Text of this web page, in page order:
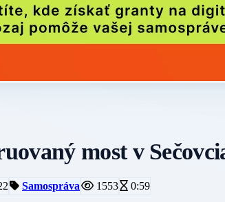
most v
Samospráva 1553 0:59